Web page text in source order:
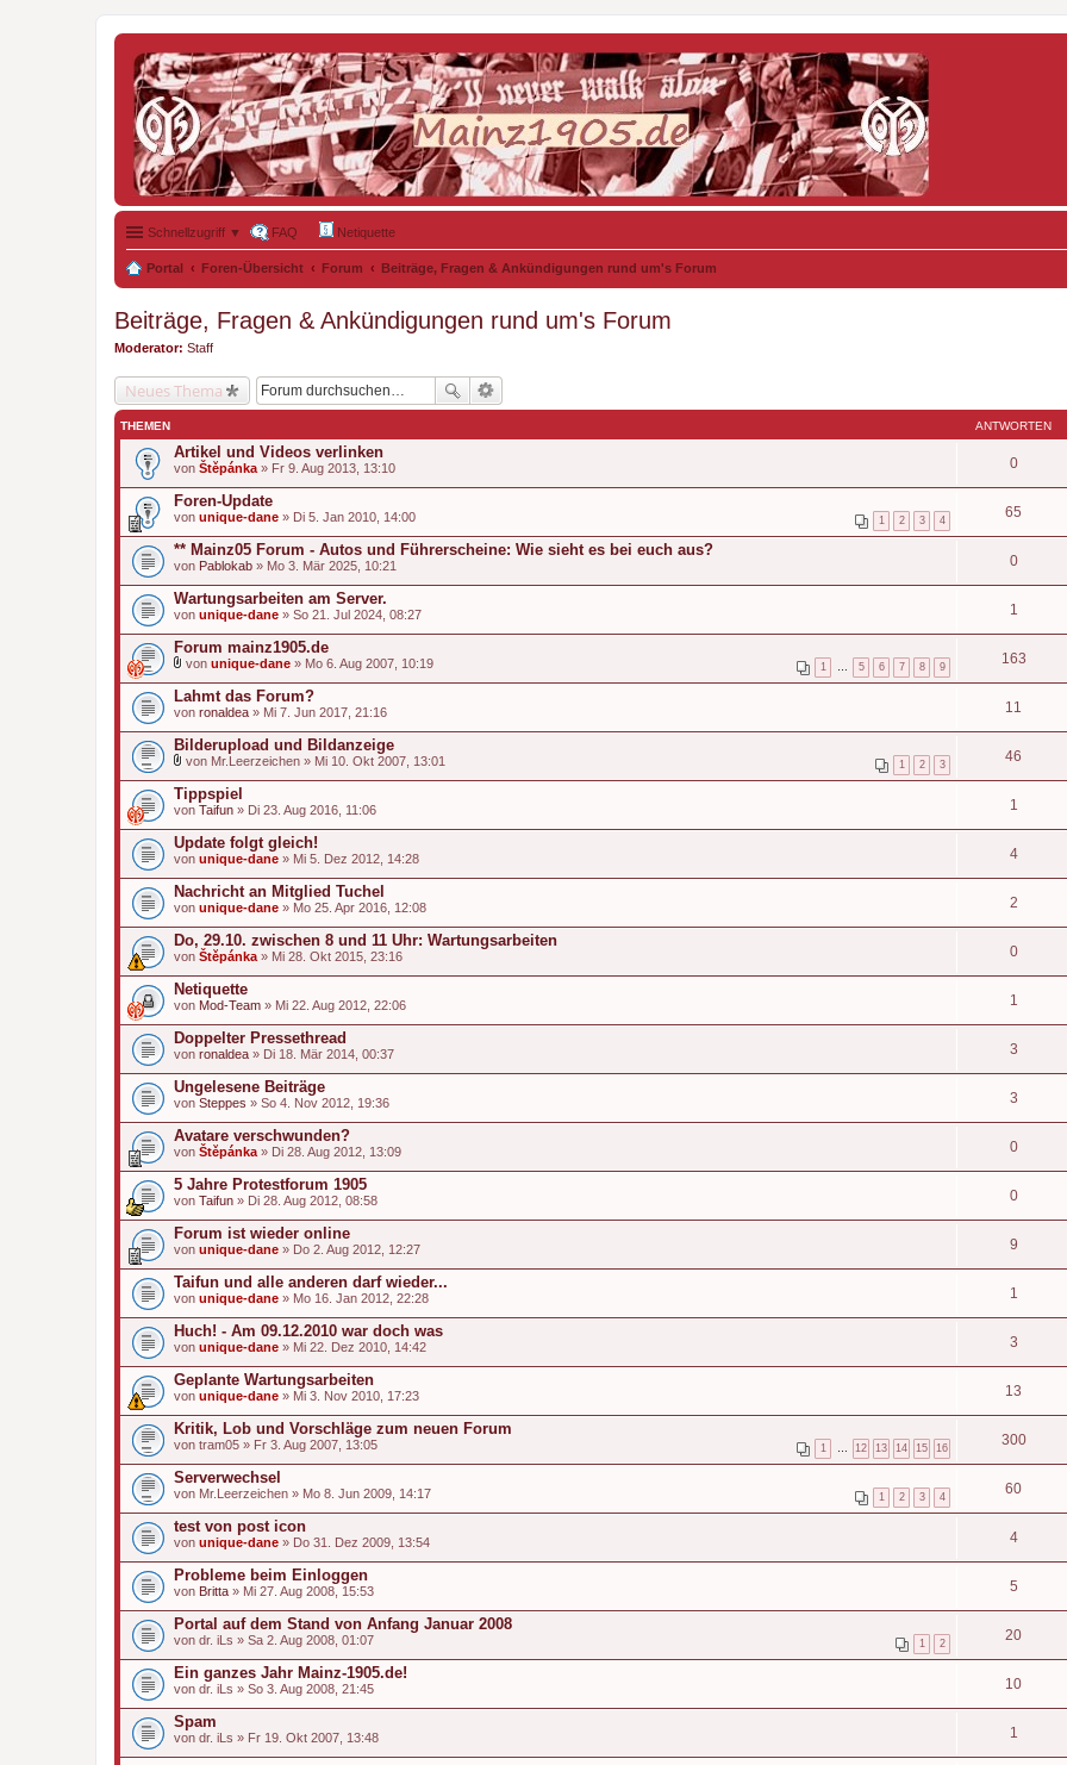
Schnellzugriff ▼ FAQ Netiquette
Portal Foren-Übersicht Forum Beiträge, Fragen & Ankündigungen rund um's Forum
Beiträge, Fragen & Ankündigungen rund um's Forum
Moderator: Staff
Neues Thema
THEMEN ANTWORTEN
Artikel und Videos verlinken
von Štěpánka » Fr 9. Aug 2013, 13:10 0
Foren-Update
1 2 3 4
von unique-dane » Di 5. Jan 2010, 14:00 65
** Mainz05 Forum - Autos und Führerscheine: Wie sieht es bei euch aus?
von Pablokab » Mo 3. Mär 2025, 10:21 0
Wartungsarbeiten am Server.
von unique-dane » So 21. Jul 2024, 08:27 1
Forum mainz1905.de
1 5 6 7 8 9
t
e
i
a
n
a
n
g
von unique-dane » Mo 6. Aug 2007, 10:19 163
Lahmt das Forum?
von ronaldea » Mi 7. Jun 2017, 21:16 11
Bilderupload und Bildanzeige
1 2 3
a
t
e
i
a
n
a
n
g
von Mr.Leerzeichen » Mi 10. Okt 2007, 13:01 46
Tippspiel
von Taifun » Di 23. Aug 2016, 11:06 1
Update folgt gleich!
von unique-dane » Mi 5. Dez 2012, 14:28 4
Nachricht an Mitglied Tuchel
von unique-dane » Mo 25. Apr 2016, 12:08 2
Do, 29.10. zwischen 8 und 11 Uhr: Wartungsarbeiten
von Štěpánka » Mi 28. Okt 2015, 23:16 0
Netiquette
von Mod-Team » Mi 22. Aug 2012, 22:06 1
Doppelter Pressethread
von ronaldea » Di 18. Mär 2014, 00:37 3
Ungelesene Beiträge
von Steppes » So 4. Nov 2012, 19:36 3
Avatare verschwunden?
von Štěpánka » Di 28. Aug 2012, 13:09 0
5 Jahre Protestforum 1905
von Taifun » Di 28. Aug 2012, 08:58 0
Forum ist wieder online
von unique-dane » Do 2. Aug 2012, 12:27 9
Taifun und alle anderen darf wieder...
von unique-dane » Mo 16. Jan 2012, 22:28 1
Huch! - Am 09.12.2010 war doch was
von unique-dane » Mi 22. Dez 2010, 14:42 3
Geplante Wartungsarbeiten
von unique-dane » Mi 3. Nov 2010, 17:23 13
Kritik, Lob und Vorschläge zum neuen Forum
1 12 13 14 15 16
von tram05 » Fr 3. Aug 2007, 13:05 300
Serverwechsel
1 2 3 4
von Mr.Leerzeichen » Mo 8. Jun 2009, 14:17 60
test von post icon
von unique-dane » Do 31. Dez 2009, 13:54 4
Probleme beim Einloggen
von Britta » Mi 27. Aug 2008, 15:53 5
Portal auf dem Stand von Anfang Januar 2008
1 2
von dr. iLs » Sa 2. Aug 2008, 01:07 20
Ein ganzes Jahr Mainz-1905.de!
von dr. iLs » So 3. Aug 2008, 21:45 10
Spam
von dr. iLs » Fr 19. Okt 2007, 13:48 1